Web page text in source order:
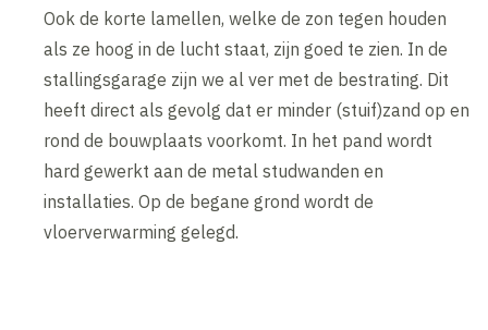
Ook de korte lamellen, welke de zon tegen houden
als ze hoog in de lucht staat, zijn goed te zien. In de
stallingsgarage zijn we al ver met de bestrating. Dit
heeft direct als gevolg dat er minder (stuif)zand op en
rond de bouwplaats voorkomt. In het pand wordt
hard gewerkt aan de metal studwanden en
installaties. Op de begane grond wordt de
vloerverwarming gelegd.